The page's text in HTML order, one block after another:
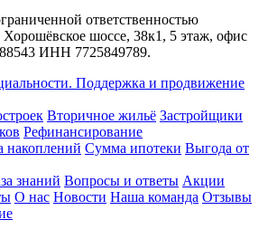
ответственностью
шоссе, 38к1, 5 этаж, офис
ИНН 7725849789.
Поддержка и продвижение
Вторичное жильё Застройщики
Рефинансирование
накоплений Сумма ипотеки Выгода от
знаний Вопросы и ответы Акции
О нас Новости Наша команда Отзывы